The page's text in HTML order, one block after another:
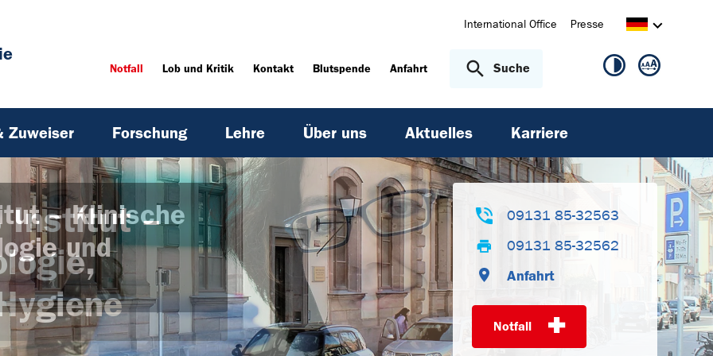
International Office Presse
Notfall Lob und Kritik Kontakt Blutspende Anfahrt Suche
Zuweiser Forschung Lehre Über uns Aktuelles Karriere
Institut –
– Klinische
und
– Klinische
und
– Klinische
und
09131 85-32563
09131 85-32562
Anfahrt
Notfall